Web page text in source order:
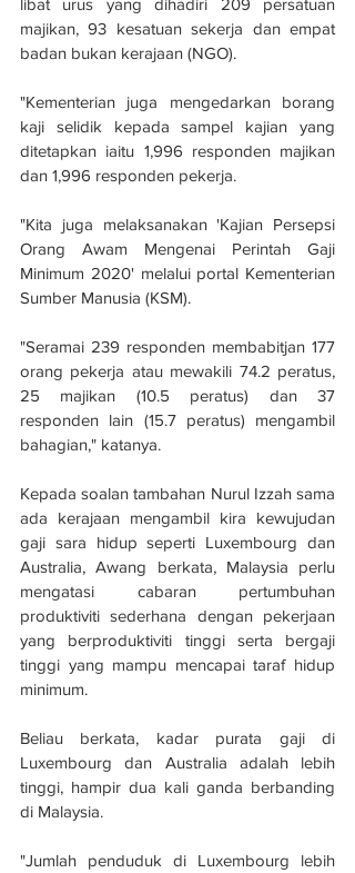
majikan, 93 kesatuan sekerja dan empat
badan bukan kerajaan (NGO).
"Kementerian juga mengedarkan borang
kaji selidik kepada sampel kajian yang
ditetapkan iaitu 1,996 responden majikan
dan 1,996 responden pekerja.
"Kita juga melaksanakan 'Kajian Persepsi
Orang Awam Mengenai Perintah Gaji
Minimum 2020' melalui portal Kementerian
Sumber Manusia (KSM).
"Seramai 239 responden membabitjan 177
orang pekerja atau mewakili 74.2 peratus,
25 majikan (10.5 peratus) dan 37
responden lain (15.7 peratus) mengambil
bahagian," katanya.
Kepada soalan tambahan Nurul Izzah sama
ada kerajaan mengambil kira kewujudan
gaji sara hidup seperti Luxembourg dan
Australia, Awang berkata, Malaysia perlu
mengatasi cabaran pertumbuhan
produktiviti sederhana dengan pekerjaan
yang berproduktiviti tinggi serta bergaji
tinggi yang mampu mencapai taraf hidup
minimum.
Beliau berkata, kadar purata gaji di
Luxembourg dan Australia adalah lebih
tinggi, hampir dua kali ganda berbanding
di Malaysia.
"Jumlah penduduk di Luxembourg lebih